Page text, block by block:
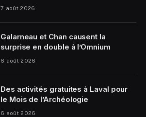
7 août 2026
Galarneau et Chan causent la
surprise en double à l’Omnium
6 août 2026
Des activités gratuites à Laval pour
le Mois de l’Archéologie
6 août 2026